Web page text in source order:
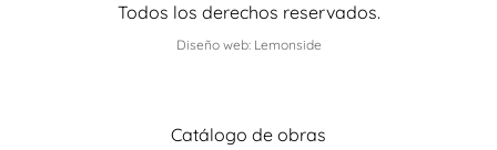
Todos los derechos reservados.
Diseño web: Lemonside
Catálogo de obras